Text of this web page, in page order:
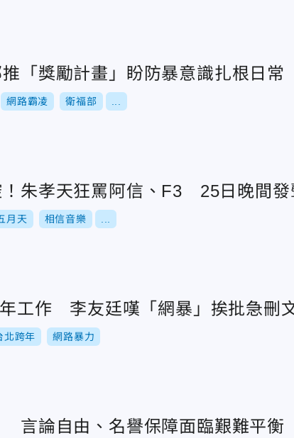
「獎勵計畫」盼防暴意識扎根日常
網路霸凌 衛福部
！朱孝天狂罵阿信、F3 25日晚間發
月天 相信音樂
工作 李友廷嘆「網暴」挨批急刪
北跨年 網路暴力
言論自由、名譽保障面臨艱難平衡